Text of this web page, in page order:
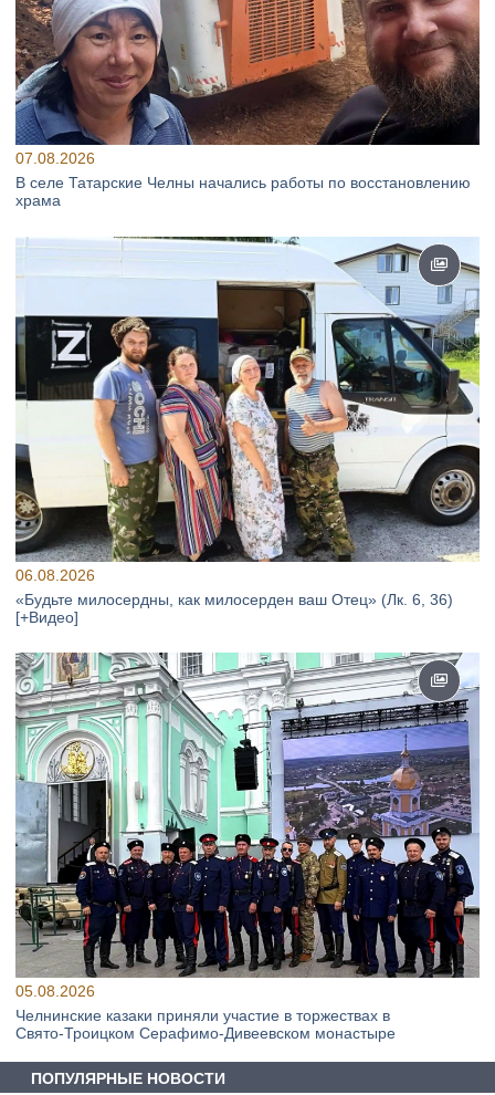
07.08.2026
В селе Татарские Челны начались работы по восстановлению
храма
06.08.2026
«Будьте милосердны, как милосерден ваш Отец» (Лк. 6, 36)
[+Видео]
05.08.2026
Челнинские казаки приняли участие в торжествах в
Свято‑Троицком Серафимо‑Дивеевском монастыре
ПОПУЛЯРНЫЕ НОВОСТИ